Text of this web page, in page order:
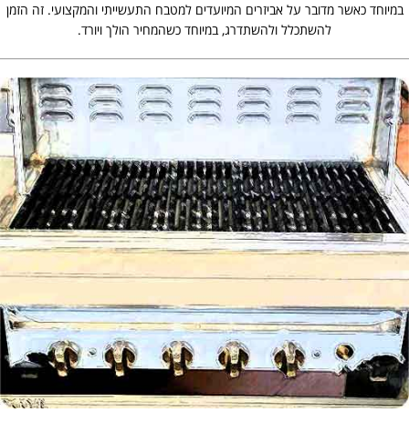
במיוחד כאשר מדובר על אביזרים המיועדים למטבח התעשייתי והמקצועי. זה הזמן
להשתכלל ולהשתדרג, במיוחד כשהמחיר הולך ויורד.